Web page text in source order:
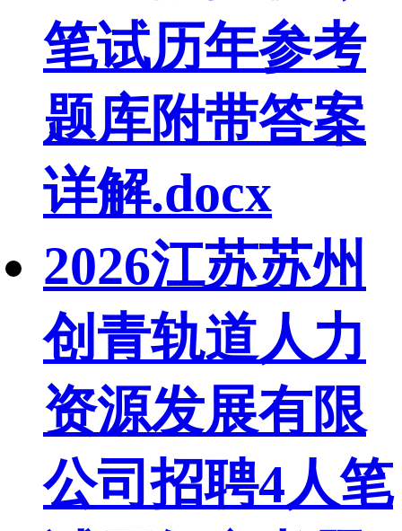
笔试历年参考
题库附带答案
详解.docx
2026江苏苏州
创青轨道人力
资源发展有限
公司招聘4人笔